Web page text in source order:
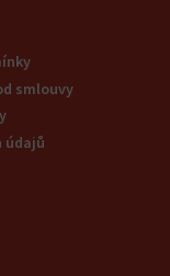
smlouvy
údajů